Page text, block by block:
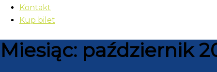
Kontakt
Kup bilet
Miesiąc: październik